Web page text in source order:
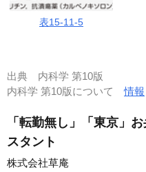
表15-11-5
出典 内科学 第10版
内科学 第10版について情報
「転勤無し」「東京」
スタント
株式会社草庵